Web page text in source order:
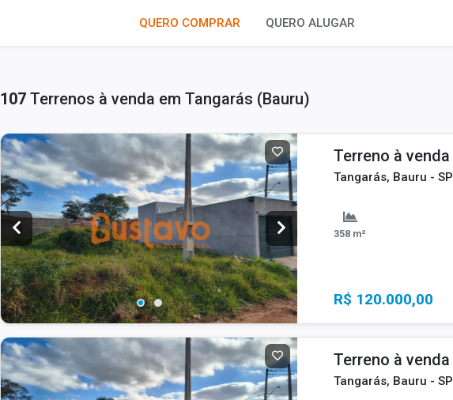
QUERO COMPRAR QUERO ALUGAR
107 Terrenos à venda em Tangarás (Bauru)
Terreno à venda
Tangarás, Bauru - SP
358 m²
R$ 120.000,00
Terreno à venda
Tangarás, Bauru - SP